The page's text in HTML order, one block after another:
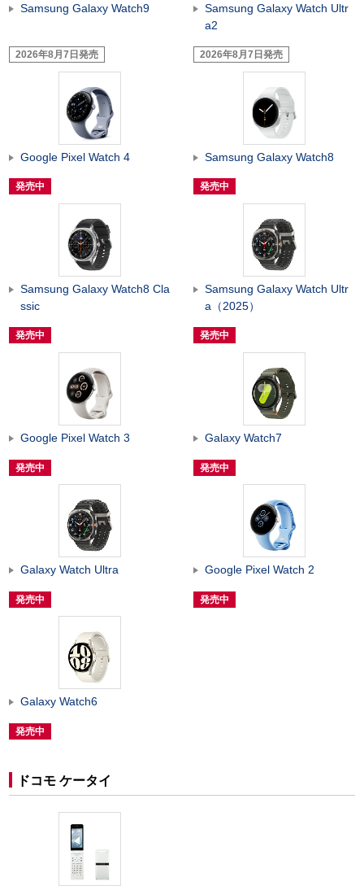
Samsung Galaxy Watch9
2026年8月7日発売
Samsung Galaxy Watch Ultr
a2
2026年8月7日発売
Google Pixel Watch 4
発売中
Samsung Galaxy Watch8
発売中
Samsung Galaxy Watch8 Cla
ssic
発売中
Samsung Galaxy Watch Ultr
a（2025）
発売中
Google Pixel Watch 3
発売中
Galaxy Watch7
発売中
Galaxy Watch Ultra
発売中
Google Pixel Watch 2
発売中
Galaxy Watch6
発売中
ドコモ ケータイ